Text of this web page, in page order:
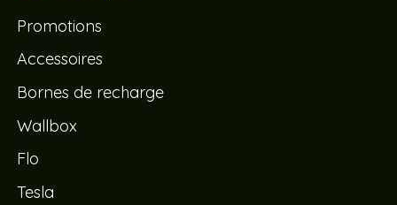
Promotions
Accessoires
Bornes de recharge
Wallbox
Flo
Tesla